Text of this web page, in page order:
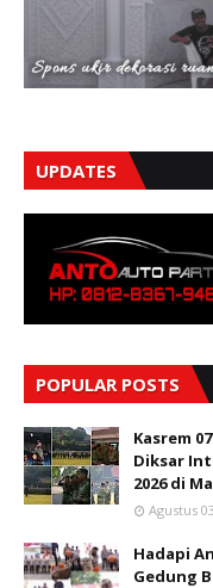
UPDATES
POPULAR POSTS
Kasrem
Diksar
2026 di
Agustus
Hadapi
Gedung